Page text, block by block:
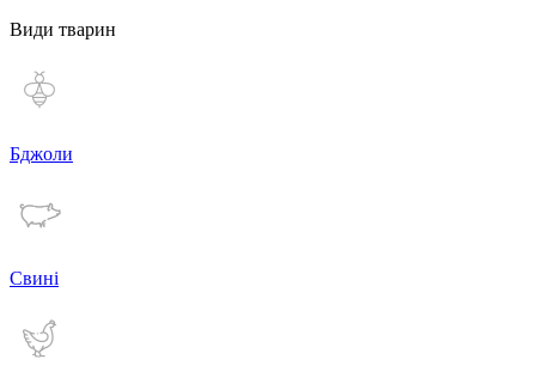
Види тварин
Бджоли
Свині